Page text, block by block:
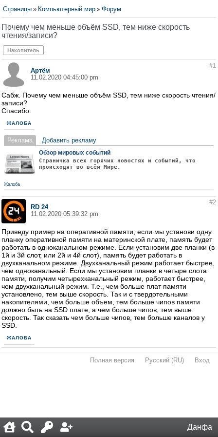
Данфа
Страницы » Компьютерный мир » Форум
Почему чем меньше объём SSD, тем ниже скорость
чтения/записи?
Накопитель
Артём
11.02.2020 04:45:00 pm
#1
Сабж. Почему чем меньше объём SSD, тем ниже скорость чтения/
записи?
Спасибо.
ЖАЛОБА
Реклама Добавить рекламу
Обзор мировых событий
Страничка всех горячих новостях и событий, что
происходят во всём Мире.
Жалоба
RD 24
11.02.2020 05:39:32 pm
#2
Приведу пример на оперативной памяти, если мы установи одну
планку оперативной памяти на материнской плате, память будет
работать в одноканальном режиме. Если установим две планки (в
1й и 3й слот, или 2й и 4й слот), память будет работать в
двухканальном режиме. Двухканальный режим работает быстрее,
чем одноканальный. Если мы установим планки в четыре слота
памяти, получим четырехканальный режим, работает быстрее,
чем двухканальный режим. Т.е., чем больше плат памяти
установлено, тем выше скорость. Так и с твердотельными
накопителями, чем больше объем, тем больше чипов памяти
должно быть на SSD плате, а чем больше чипов, тем выше
скорость. Так сказать чем больше чипов, тем больше каналов у
SSD.
ЖАЛОБА
Полная версия Русский (RU) Вход